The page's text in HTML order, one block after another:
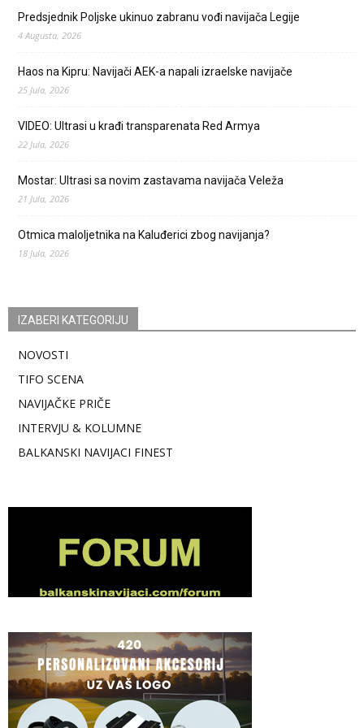
Predsjednik Poljske ukinuo zabranu vođi navijača Legije
4 Augusta, 2026
Haos na Kipru: Navijači AEK-a napali izraelske navijače
25 Jula, 2026
VIDEO: Ultrasi u krađi transparenata Red Armya
22 Jula, 2026
Mostar: Ultrasi sa novim zastavama navijača Veleža
21 Jula, 2026
Otmica maloljetnika na Kaluđerici zbog navijanja?
18 Jula, 2026
IZABERI KATEGORIJU
NOVOSTI
TIFO SCENA
NAVIJAČKE PRIČE
INTERVJU & KOLUMNE
BALKANSKI NAVIJACI FINEST